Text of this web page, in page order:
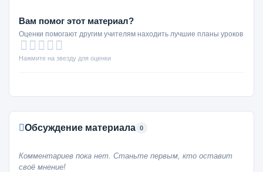
Вам помог этот материал?
Оценки помогают другим учителям находить лучшие планы уроков
Нажмите на звезду для оценки
Обсуждение материала 0
Комментариев пока нет. Станьте первым, кто оставит
своё мнение!